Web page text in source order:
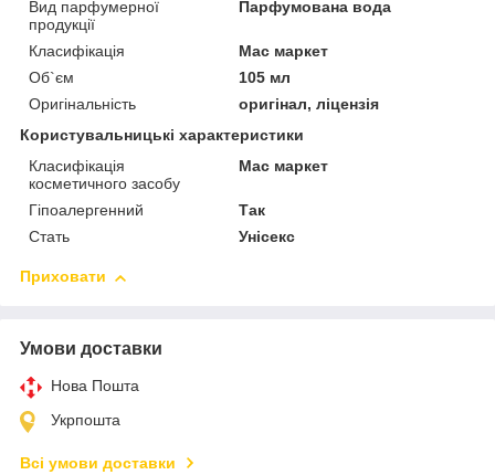
Вид парфумерної
продукції
Парфумована вода
Класифікація
Мас маркет
Об`єм
105 мл
Оригінальність
оригінал, ліцензія
Користувальницькі характеристики
Класифікація
косметичного засобу
Мас маркет
Гіпоалергенний
Так
Стать
Унісекс
Приховати
Умови доставки
Нова Пошта
Укрпошта
Всі умови доставки